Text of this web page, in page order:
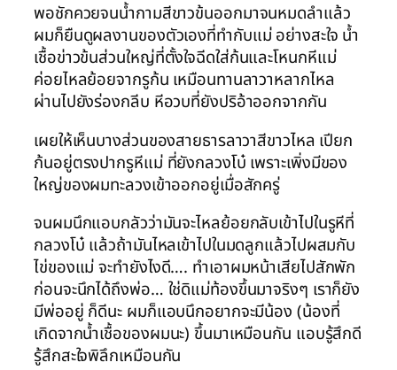
พอชักควยจนน้ำกามสีขาวข้นออกมาจนหมดลำแล้ว
ผมก็ยืนดูผลงานของตัวเองที่ทำกับแม่ อย่างสะใจ น้ำ
เชื้อข่าวข้นส่วนใหญ่ที่ตั้งใจฉีดใส่ก้นและโหนกหีแม่
ค่อยไหลย้อยจากรูก้น เหมือนทานลาวาหลากไหล
ผ่านไปยังร่องกลีบ หีอวบที่ยังปริอ้าออกจากกัน
เผยให้เห็นบางส่วนของสายธารลาวาสีขาวไหล เปียก
ก้นอยู่ตรงปากรูหีแม่ ที่ยังกลวงโบ๋ เพราะเพิ่งมีของ
ใหญ่ของผมทะลวงเข้าออกอยู่เมื่อสักครู่
จนผมนึกแอบกลัวว่ามันจะไหลย้อยกลับเข้าไปในรูหีที่
กลวงโบ๋ แล้วถ้ามันไหลเข้าไปในมดลูกแล้วไปผสมกับ
ไข่ของแม่ จะทำยังไงดี…. ทำเอาผมหน้าเสียไปสักพัก
ก่อนจะนึกได้ถึงพ่อ… ใช่ดิแม่ท้องขึ้นมาจริงๆ เราก็ยัง
มีพ่ออยู่ ก็ดีนะ ผมก็แอบนึกอยากจะมีน้อง (น้องที่
เกิดจากน้ำเชื้อของผมนะ) ขึ้นมาเหมือนกัน แอบรู้สึกดี
รู้สึกสะใจพิลึกเหมือนกัน